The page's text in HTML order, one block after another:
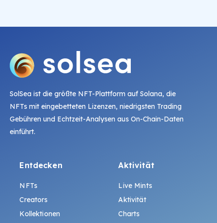
SolSea ist die größte NFT-Plattform auf Solana, die
NFTs mit eingebetteten Lizenzen, niedrigsten Trading
Gebühren und Echtzeit-Analysen aus On-Chain-Daten
einführt.
Entdecken
NFTs
Creators
Kollektionen
Aktivität
Live Mints
Aktivität
Charts